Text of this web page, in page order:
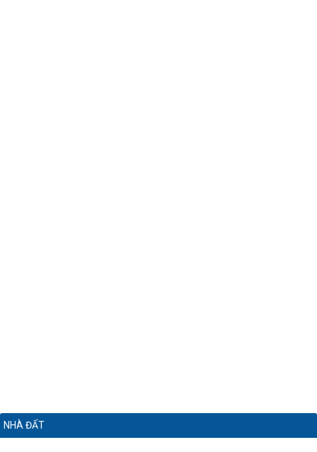
NHÀ ĐẤT